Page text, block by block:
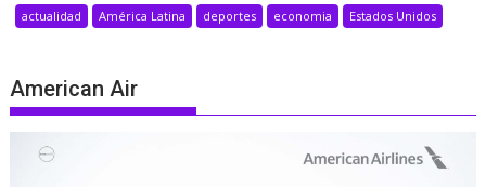
actualidad América Latina deportes economia Estados Unidos
American Air